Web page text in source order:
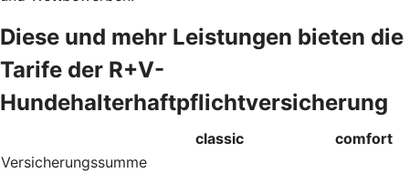
Diese und mehr Leistungen bieten die
Tarife der R+V-
Hundehalterhaftpflichtversicherung
classic
comfort
Versicherungssumme